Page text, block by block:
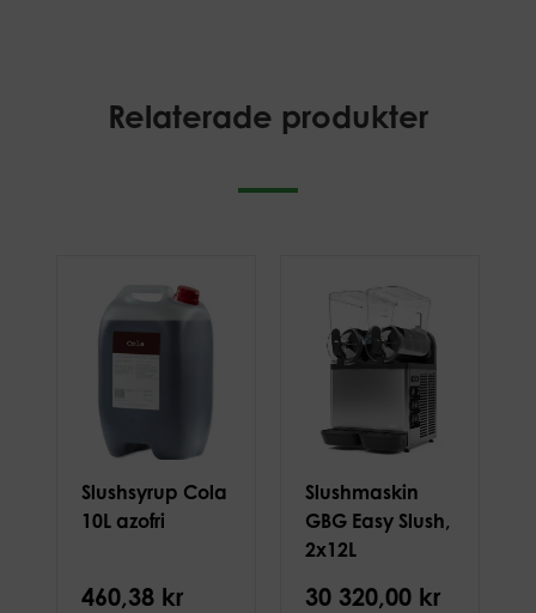
Relaterade produkter
Slushsyrup Cola
10L azofri
460,38 kr
Slushmaskin
GBG Easy Slush,
2x12L
30 320,00 kr